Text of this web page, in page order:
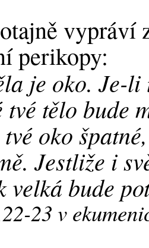
vypráví
perikopy:
je oko. Je-li
tvé tělo bude
oko
Jestliže i
velká bude
23 v